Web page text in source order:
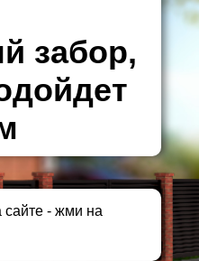
забор,
сайте - жми на